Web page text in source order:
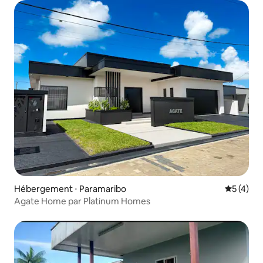
Hébergement ⋅ Paramaribo
5 (4)
Agate Home par Platinum Homes